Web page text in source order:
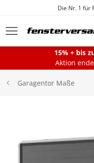
Zum
Die Nr. 1 für
15% + bis
Aktion
Garagentor Maße